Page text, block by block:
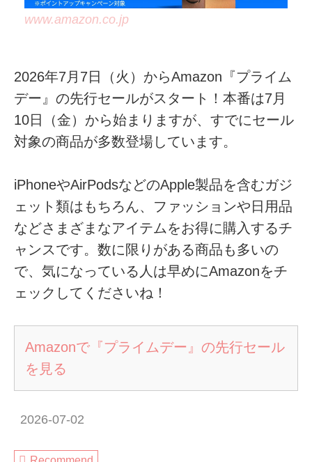
www.amazon.co.jp
2026年7月7日（火）からAmazon『プライム
デー』の先行セールがスタート！本番は7月
10日（金）から始まりますが、すでにセール
対象の商品が多数登場しています。
iPhoneやAirPodsなどのApple製品を含むガジ
ェット類はもちろん、ファッションや日用品
などさまざまなアイテムをお得に購入するチ
ャンスです。数に限りがある商品も多いの
で、気になっている人は早めにAmazonをチ
ェックしてくださいね！
Amazonで『プライムデー』の先行セール
を見る
2026-07-02